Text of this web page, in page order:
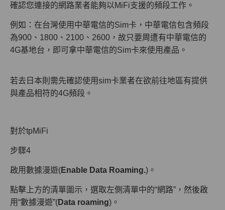
確認您連接的網路業者能夠以MiFi支援的頻段工作。
例如：在台灣使用中華電信的Sim卡，中華電信包含頻段
為900、1800、2100、2600，故只要周遭有中華電信的
4G基地台，即可拿中華電信的Sim卡來使用產品。
若去日本則需先確認使用sim卡業者在欲前往地區有提供
與產品相符的4G頻段。
對於tpMiFi
步驟4
啟用數據漫遊(Enable Data Roaming.)。
點擊上方的清單圖示，選取左側清單中的“網路”，然後啟
用“數據漫遊”(Data roaming)。